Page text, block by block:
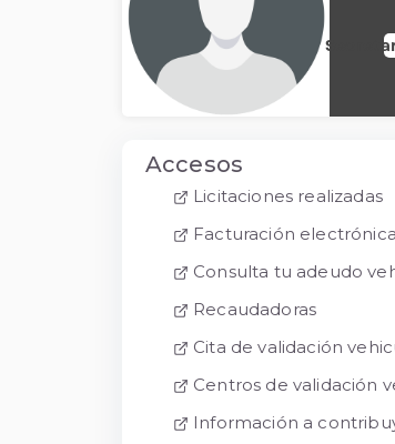
Accesos
Licitaciones realizadas
Facturación electrónica
Consulta tu adeudo
Recaudadoras
Cita de validación
Centros de validación
Información a